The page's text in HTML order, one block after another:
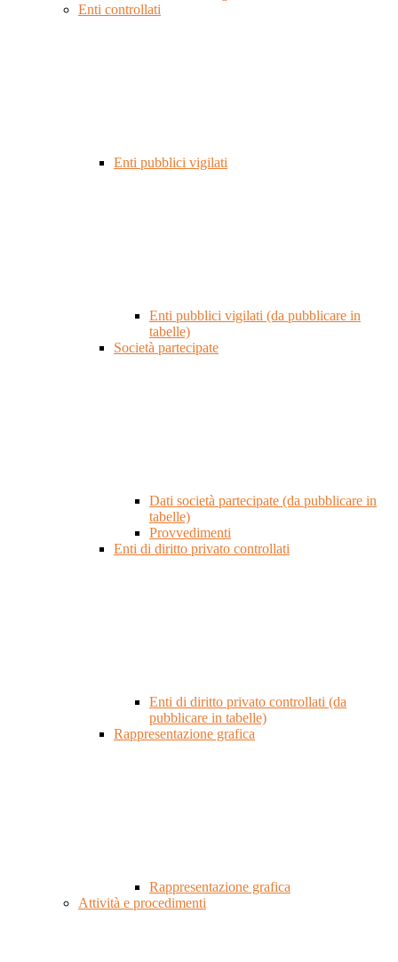
Enti controllati
Enti pubblici vigilati
Enti pubblici vigilati (da pubblicare in
tabelle)
Società partecipate
Dati società partecipate (da pubblicare in
tabelle)
Provvedimenti
Enti di diritto privato controllati
Enti di diritto privato controllati (da
pubblicare in tabelle)
Rappresentazione grafica
Rappresentazione grafica
Attività e procedimenti